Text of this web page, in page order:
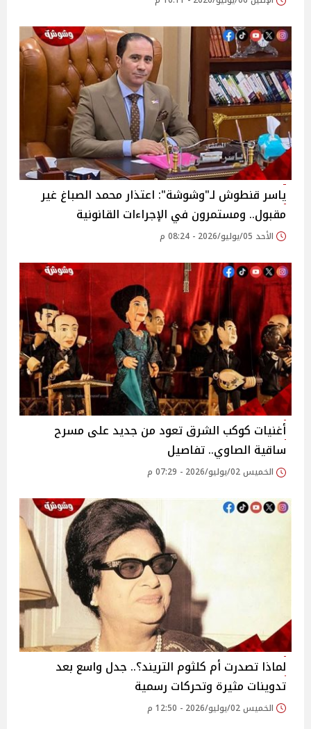
ياسر قنطوش لـ"وشوشة": اعتذار محمد الصباغ غير
مقبول.. ومستمرون في الإجراءات القانونية
الأحد 05/يوليو/2026 - 08:24 م
أغنيات كوكب الشرق تعود من جديد على مسرح
ساقية الصاوي.. تفاصيل
الخميس 02/يوليو/2026 - 07:29 م
لماذا تصدرت أم كلثوم التريند؟.. جدل واسع بعد
تدوينات مثيرة وتحركات رسمية
الخميس 02/يوليو/2026 - 12:50 م